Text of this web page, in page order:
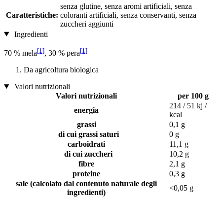
Caratteristiche:
senza glutine, senza aromi artificiali, senza
coloranti artificiali, senza conservanti, senza
zuccheri aggiunti
Ingredienti
70 % mela[1], 30 % pera[1]
Da agricoltura biologica
Valori nutrizionali
Valori nutrizionali
per 100 g
energia
214 / 51 kj /
kcal
grassi
0,1 g
di cui grassi saturi
0 g
carboidrati
11,1 g
di cui zuccheri
10,2 g
fibre
2,1 g
proteine
0,3 g
sale (calcolato dal contenuto naturale degli
ingredienti)
<0,05 g